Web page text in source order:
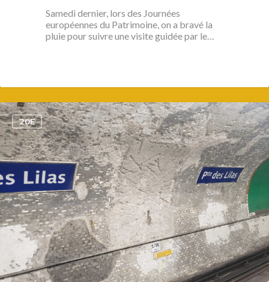
Samedi dernier, lors des Journées
européennes du Patrimoine, on a bravé la
pluie pour suivre une visite guidée par le…
20E
1